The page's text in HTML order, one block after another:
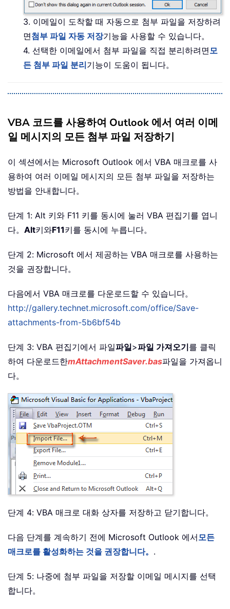
3. 이메일이 도착할 때 자동으로 첨부 파일을 저장하려
면첨부 파일 자동 저장기능을 사용할 수 있습니다。
4. 선택한 이메일에서 첨부 파일을 직접 분리하려면모
든 첨부 파일 분리기능이 도움이 됩니다。
VBA 코드를 사용하여 Outlook 에서 여러 이메
일 메시지의 모든 첨부 파일 저장하기
이 섹션에서는 Microsoft Outlook 에서 VBA 매크로를 사
용하여 여러 이메일 메시지의 모든 첨부 파일을 저장하는
방법을 안내합니다。
단계 1: Alt 키와 F11 키를 동시에 눌러 VBA 편집기를 엽니
다。 Alt키와F11키를 동시에 누릅니다。
단계 2: Microsoft 에서 제공하는 VBA 매크로를 사용하는
것을 권장합니다。
다음에서 VBA 매크로를 다운로드할 수 있습니다。
http://gallery.technet.microsoft.com/office/Save-
attachments-from-5b6bf54b
단계 3: VBA 편집기에서 파일파일>파일 가져오기를 클릭
하여 다운로드한mAttachmentSaver.bas파일을 가져옵니
다。
단계 4: VBA 매크로 대화 상자를 저장하고 닫기합니다。
다음 단계를 계속하기 전에 Microsoft Outlook 에서모든
매크로를 활성화하는 것을 권장합니다。 .
단계 5: 나중에 첨부 파일을 저장할 이메일 메시지를 선택
합니다。